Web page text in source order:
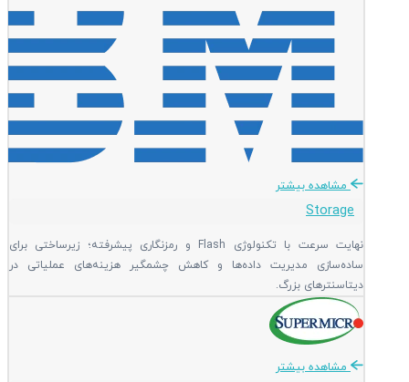
مشاهده بیشتر
Storage
نهایت سرعت با تکنولوژی Flash و رمزنگاری پیشرفته؛ زیرساختی برای
ساده‌سازی مدیریت داده‌ها و کاهش چشمگیر هزینه‌های عملیاتی در
دیتاسنترهای بزرگ.
مشاهده بیشتر